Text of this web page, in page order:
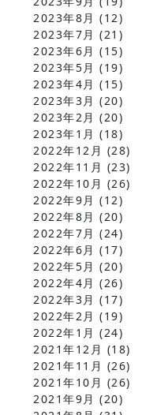
2023年8月 (12)
2023年7月 (21)
2023年6月 (15)
2023年5月 (19)
2023年4月 (15)
2023年3月 (20)
2023年2月 (20)
2023年1月 (18)
2022年12月 (28)
2022年11月 (23)
2022年10月 (26)
2022年9月 (12)
2022年8月 (20)
2022年7月 (24)
2022年6月 (17)
2022年5月 (20)
2022年4月 (26)
2022年3月 (17)
2022年2月 (19)
2022年1月 (24)
2021年12月 (18)
2021年11月 (26)
2021年10月 (26)
2021年9月 (20)